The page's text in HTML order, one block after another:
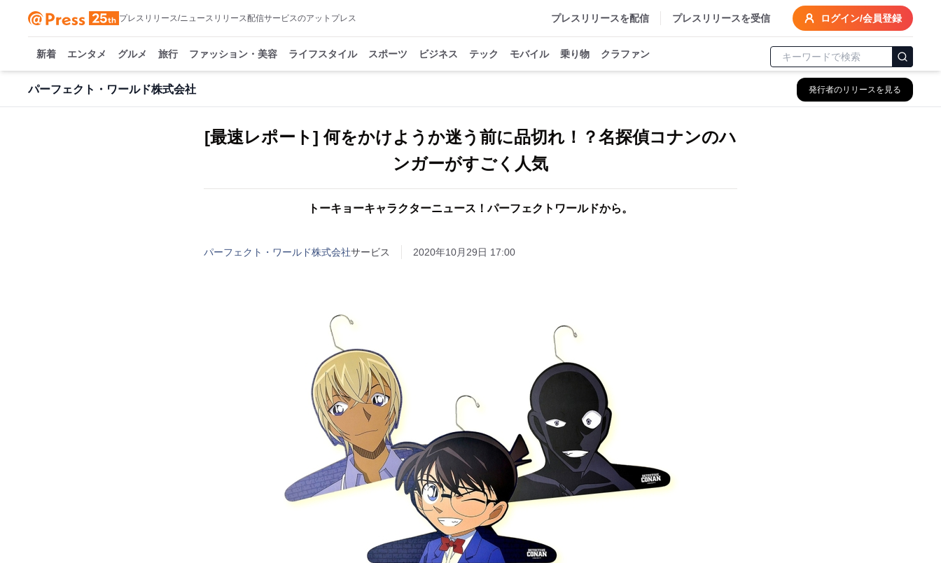
プレスリリース/ニュースリリース配信サービスのアットプレス プレスリリースを配信 プレスリリースを受信 ログイン/会員登録
新着 エンタメ グルメ 旅行 ファッション・美容 ライフスタイル スポーツ ビジネス テック モバイル 乗り物 クラファン
パーフェクト・ワールド株式会社 発行者のリリースを見る
[最速レポート] 何をかけようか迷う前に品切れ！？名探偵コナンのハ
ンガーがすごく人気
トーキョーキャラクターニュース！パーフェクトワールドから。
パーフェクト・ワールド株式会社サービス 2020年10月29日 17:00